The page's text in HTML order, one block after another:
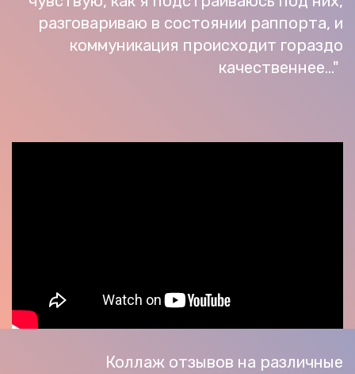
разговариваю в состоянии раппорта, и
коммуникация происходит гораздо
качественнее..."
Коллаж отзывов на различные